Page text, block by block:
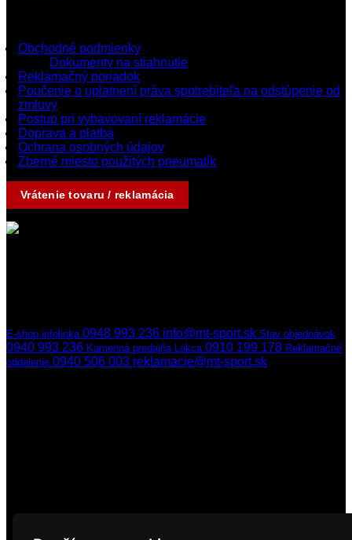
Obchodné podmienky
Dokumenty na stiahnutie
Reklamačný poriadok
Poučenie o uplatnení práva spotrebiteľa na odstúpenie od
zmluvy
Postup pri vybavovaní reklamácie
Doprava a platba
Ochrana osobných údajov
Zberné miesto použitých pneumatík
Vrátenie tovaru / reklamácia
E-shop infolinka 0948 993 236 info@mt-sport.sk Stav objednávok
0940 993 236 Kamenná predajňa Lokca 0910 199 178 Reklamačné
oddelenie 0940 506 003 reklamacie@mt-sport.sk